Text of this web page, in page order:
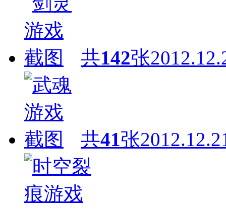
共142张
共41张